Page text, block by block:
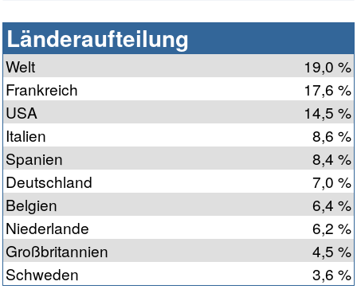
Länderaufteilung
Welt
19,0 %
Frankreich
17,6 %
USA
14,5 %
Italien
8,6 %
Spanien
8,4 %
Deutschland
7,0 %
Belgien
6,4 %
Niederlande
6,2 %
Großbritannien
4,5 %
Schweden
3,6 %